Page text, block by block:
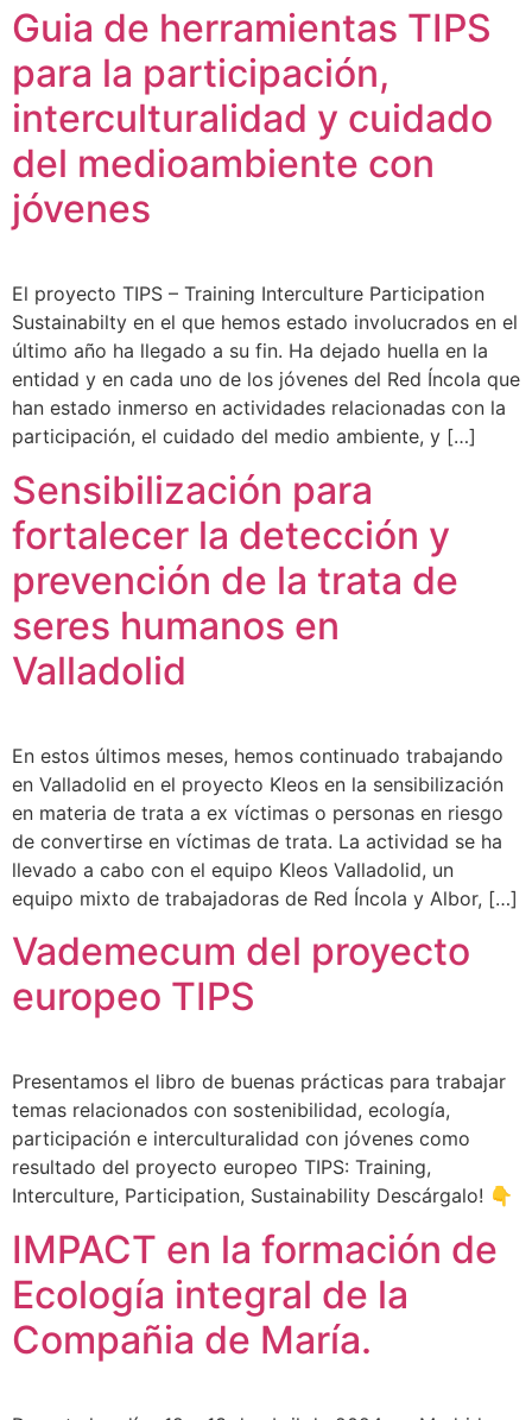
Guia de herramientas TIPS
para la participación,
interculturalidad y cuidado
del medioambiente con
jóvenes
El proyecto TIPS – Training Interculture Participation
Sustainabilty en el que hemos estado involucrados en el
último año ha llegado a su fin. Ha dejado huella en la
entidad y en cada uno de los jóvenes del Red Íncola que
han estado inmerso en actividades relacionadas con la
participación, el cuidado del medio ambiente, y […]
Sensibilización para
fortalecer la detección y
prevención de la trata de
seres humanos en
Valladolid
En estos últimos meses, hemos continuado trabajando
en Valladolid en el proyecto Kleos en la sensibilización
en materia de trata a ex víctimas o personas en riesgo
de convertirse en víctimas de trata. La actividad se ha
llevado a cabo con el equipo Kleos Valladolid, un
equipo mixto de trabajadoras de Red Íncola y Albor, […]
Vademecum del proyecto
europeo TIPS
Presentamos el libro de buenas prácticas para trabajar
temas relacionados con sostenibilidad, ecología,
participación e interculturalidad con jóvenes como
resultado del proyecto europeo TIPS: Training,
Interculture, Participation, Sustainability Descárgalo! 👇
IMPACT en la formación de
Ecología integral de la
Compañia de María.